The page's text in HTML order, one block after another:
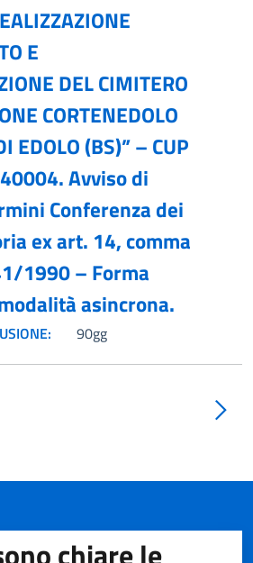
E
DEL CIMITERO
CORTENEDOLO
EDOLO (BS)” – CUP
Avviso di
Conferenza dei
ex art. 14, comma
1990 – Forma
asincrona.
90gg